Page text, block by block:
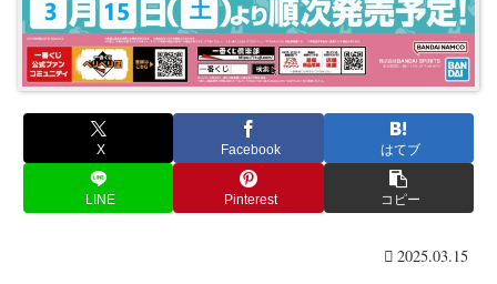
X Facebook はてブ
LINE Pinterest コピー
2025.03.15